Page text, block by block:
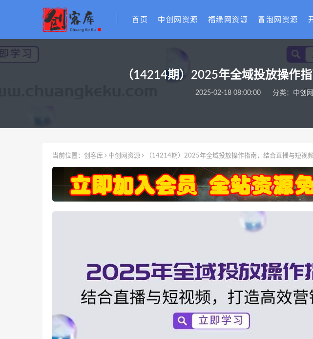
首页 中创网资源 福缘网资源 冒泡网资源
（14214期）2025年全域投放操作
2025-02-18 08:00:00 分类： 中创
当前位置： 创客库 中创网资源 （14214期）2025年全域投放操作指南，结合直播与短视